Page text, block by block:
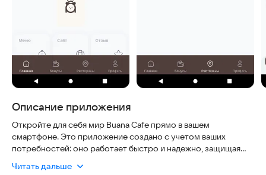
Описание приложения
Откройте для себя мир Buana Cafe прямо в вашем
смартфоне. Это приложение создано с учетом ваших
потребностей: оно работает быстро и надежно, защищая
доступно даже при слабом интернете. Наслаждайтесь
Читать дальше